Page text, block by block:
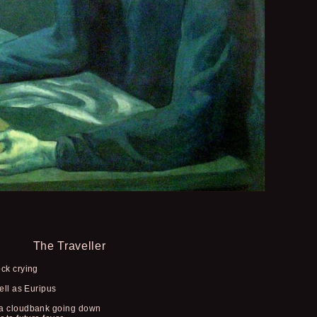
The Traveller
crying
as Euripus
cloudbank going down